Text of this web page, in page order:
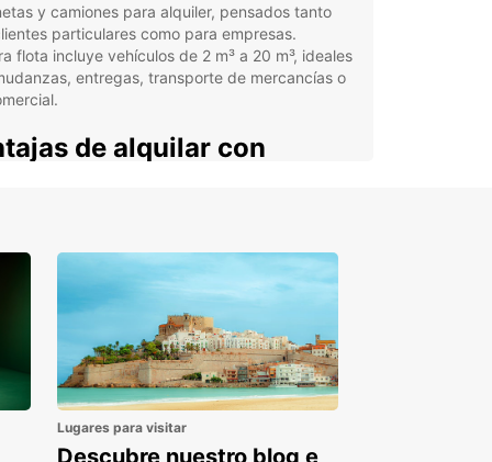
y camiones para alquiler, pensados tanto
particulares como para empresas.
flota incluye vehículos de 2 m³ a 20 m³, ideales
entregas, transporte de mercancías o
de alquilar con
con opciones flexibles y cómodas:
para particulares y empresas, con soluciones
para cada caso.
exclusiva para negocios con Europcar
Solutions (EBSS), que simplifica la gestión y
costes.
disponibles en puntos estratégicos como
y estaciones de tren, facilitando la
Lugares para visitar
Descubre nuestro blog e